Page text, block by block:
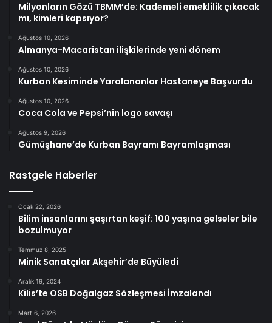
Milyonların Gözü TBMM’de: Kademeli emeklilik çıkacak
mı, kimleri kapsıyor?
Ağustos 10, 2026
Almanya-Macaristan ilişkilerinde yeni dönem
Ağustos 10, 2026
Kurban Kesiminde Yaralananlar Hastaneye Başvurdu
Ağustos 10, 2026
Coca Cola ve Pepsi’nin logo savaşı
Ağustos 9, 2026
Gümüşhane’de Kurban Bayramı Bayramlaşması
Rastgele Haberler
Ocak 22, 2026
Bilim insanlarını şaşırtan keşif: 100 yaşına gelseler bile
bozulmuyor
Temmuz 8, 2025
Minik Sanatçılar Akşehir’de Büyüledi
Aralık 19, 2024
Kilis’te OSB Doğalgaz Sözleşmesi İmzalandı
Mart 6, 2026